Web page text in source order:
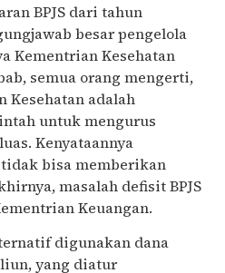
BPJS dari tahun
besar pengelola
Kementrian Kesehatan
semua orang mengerti,
Kesehatan adalah
untuk mengurus
Kenyataannya
bisa memberikan
masalah defisit BPJS
Keuangan.
digunakan dana
yang diatur